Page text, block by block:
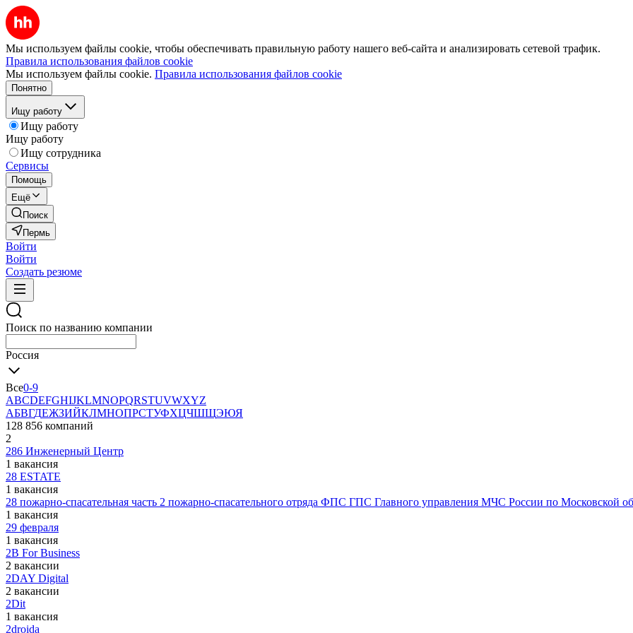
Мы используем файлы cookie, чтобы обеспечивать правильную работу нашего веб-сайта и анализировать сетевой трафик.
Правила использования файлов cookie
Мы используем файлы cookie. Правила использования файлов cookie
Понятно
Ищу работу
Ищу работу
Ищу работу
Ищу сотрудника
Сервисы
Помощь
Ещё
Поиск
Пермь
Войти
Войти
Создать резюме
Поиск по названию компании
Россия
Все0-9
ABCDEFGHIJKLMNOPQRSTUVWXYZ
АБВГДЕЖЗИЙКЛМНОПРСТУФХЦЧШЩЭЮЯ
128 856 компаний
2
286 Инженерный Центр
1 вакансия
28 ESTATE
1 вакансия
28 пожарно-спасательная часть 2 пожарно-спасательного отряда ФПС ГПС Главного управления МЧС России по Московской
1 вакансия
29 февраля
1 вакансия
2B For Business
2 вакансии
2DAY Digital
2 вакансии
2Dit
1 вакансия
2droida